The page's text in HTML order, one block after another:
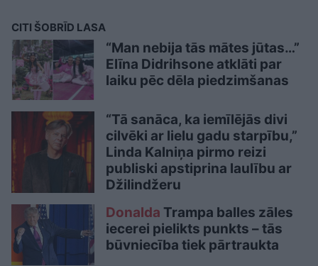
CITI ŠOBRĪD LASA
“Man nebija tās mātes jūtas…”
Elīna Didrihsone atklāti par
laiku pēc dēla piedzimšanas
“Tā sanāca, ka iemīlējās divi
cilvēki ar lielu gadu starpību,”
Linda Kalniņa pirmo reizi
publiski apstiprina laulību ar
Džilindžeru
Donalda Trampa balles zāles
iecerei pielikts punkts – tās
būvniecība tiek pārtraukta